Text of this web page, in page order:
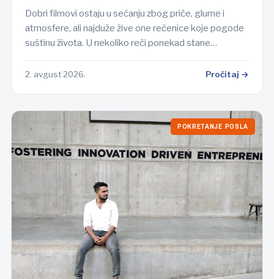
Dobri filmovi ostaju u sećanju zbog priče, glume i
atmosfere, ali najduže žive one rečenice koje pogode
suštinu života. U nekoliko reči ponekad stane…
2. avgust 2026. Pročitaj →
POKRETANJE POSLA